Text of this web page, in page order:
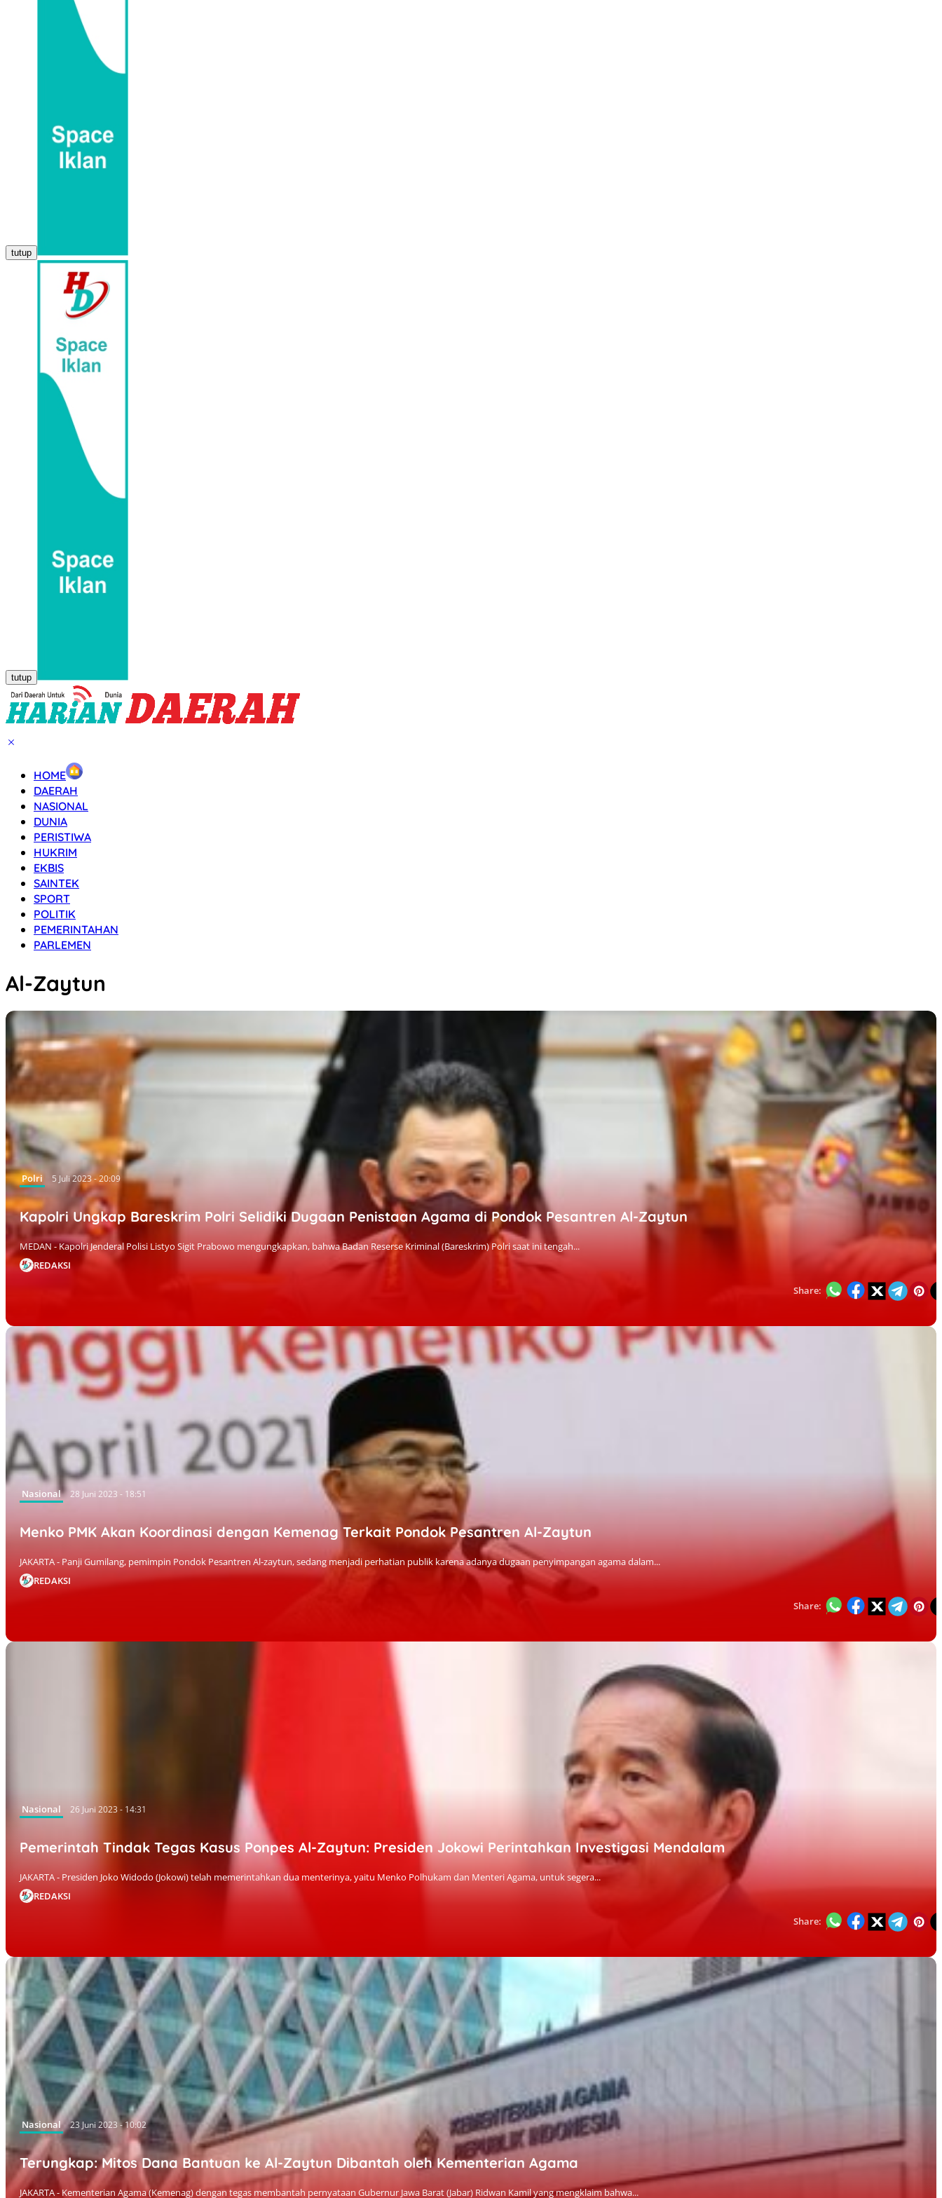
tutup
tutup
HOME
DAERAH
NASIONAL
DUNIA
PERISTIWA
HUKRIM
EKBIS
SAINTEK
SPORT
POLITIK
PEMERINTAHAN
PARLEMEN
Al-Zaytun
Polri 5 Juli 2023 - 20:09
Kapolri Ungkap Bareskrim Polri Selidiki Dugaan Penistaan Agama di Pondok Pesantren Al-Zaytun
MEDAN - Kapolri Jenderal Polisi Listyo Sigit Prabowo mengungkapkan, bahwa Badan Reserse Kriminal (Bareskrim) Polri saat ini tengah...
REDAKSI
Share:
Nasional 28 Juni 2023 - 18:51
Menko PMK Akan Koordinasi dengan Kemenag Terkait Pondok Pesantren Al-Zaytun
JAKARTA - Panji Gumilang, pemimpin Pondok Pesantren Al-zaytun, sedang menjadi perhatian publik karena adanya dugaan penyimpangan agama dalam...
REDAKSI
Share:
Nasional 26 Juni 2023 - 14:31
Pemerintah Tindak Tegas Kasus Ponpes Al-Zaytun: Presiden Jokowi Perintahkan Investigasi Mendalam
JAKARTA - Presiden Joko Widodo (Jokowi) telah memerintahkan dua menterinya, yaitu Menko Polhukam dan Menteri Agama, untuk segera...
REDAKSI
Share:
Nasional 23 Juni 2023 - 10:02
Terungkap: Mitos Dana Bantuan ke Al-Zaytun Dibantah oleh Kementerian Agama
JAKARTA - Kementerian Agama (Kemenag) dengan tegas membantah pernyataan Gubernur Jawa Barat (Jabar) Ridwan Kamil yang mengklaim bahwa...